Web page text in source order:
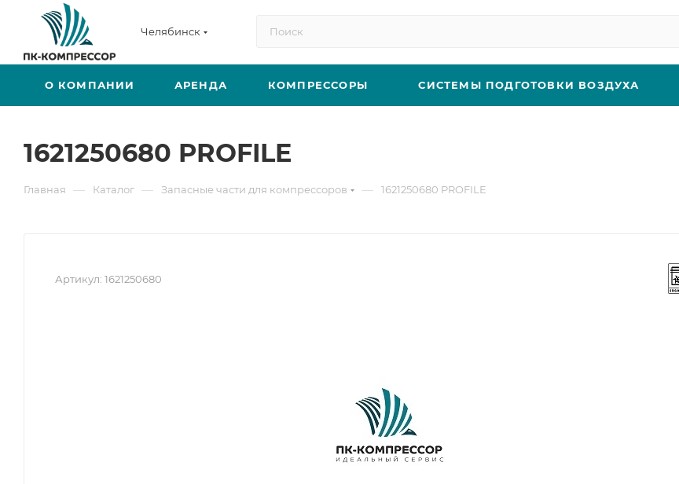
Челябинск
О КОМПАНИИ АРЕНДА КОМПРЕССОРЫ СИСТЕМЫ ПОДГОТОВКИ ВОЗДУХА
1621250680 PROFILE
Главная — Каталог — Запасные части для компрессоров — 1621250680 PROFILE
Артикул: 1621250680